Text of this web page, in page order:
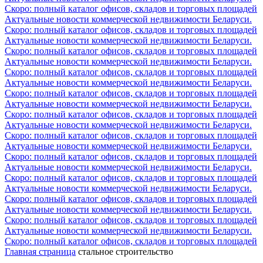
Скоро: полный каталог офисов, складов и торговых площадей
Актуальные новости коммерческой недвижимости Беларуси.
Скоро: полный каталог офисов, складов и торговых площадей
Актуальные новости коммерческой недвижимости Беларуси.
Скоро: полный каталог офисов, складов и торговых площадей
Актуальные новости коммерческой недвижимости Беларуси.
Скоро: полный каталог офисов, складов и торговых площадей
Актуальные новости коммерческой недвижимости Беларуси.
Скоро: полный каталог офисов, складов и торговых площадей
Актуальные новости коммерческой недвижимости Беларуси.
Скоро: полный каталог офисов, складов и торговых площадей
Актуальные новости коммерческой недвижимости Беларуси.
Скоро: полный каталог офисов, складов и торговых площадей
Актуальные новости коммерческой недвижимости Беларуси.
Скоро: полный каталог офисов, складов и торговых площадей
Актуальные новости коммерческой недвижимости Беларуси.
Скоро: полный каталог офисов, складов и торговых площадей
Актуальные новости коммерческой недвижимости Беларуси.
Скоро: полный каталог офисов, складов и торговых площадей
Актуальные новости коммерческой недвижимости Беларуси.
Скоро: полный каталог офисов, складов и торговых площадей
Актуальные новости коммерческой недвижимости Беларуси.
Скоро: полный каталог офисов, складов и торговых площадей
Главная страница стальное строительство